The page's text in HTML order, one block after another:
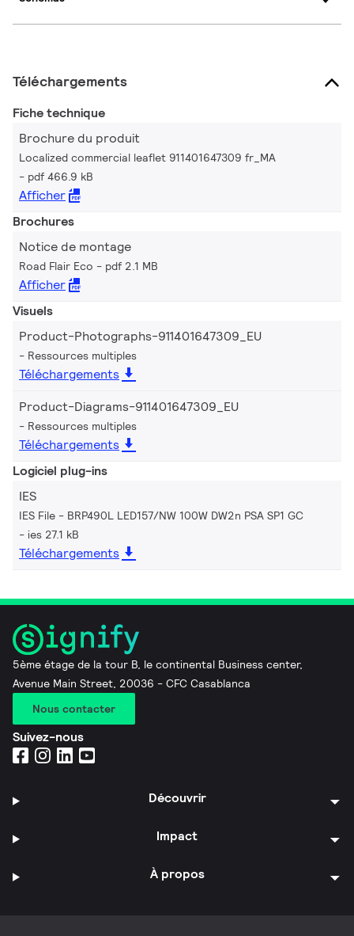
Téléchargements
Fiche technique
Brochure du produit
Localized commercial leaflet 911401647309 fr_MA
pdf 466.9 kB
Afficher
Brochures
Notice de montage
Road Flair Eco pdf 2.1 MB
Afficher
Visuels
Product-Photographs-911401647309_EU
Ressources multiples
Téléchargements
Product-Diagrams-911401647309_EU
Ressources multiples
Téléchargements
Logiciel plug-ins
IES
IES File - BRP490L LED157/NW 100W DW2n PSA SP1 GC
ies 27.1 kB
Téléchargements
5ème étage de la tour B, le continental Business center,
Avenue Main Street, 20036 - CFC Casablanca
Nous contacter
Suivez-nous
Découvrir
Impact
À propos